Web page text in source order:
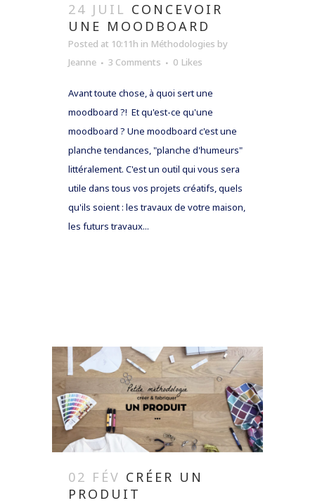
24 JUIL CONCEVOIR
UNE MOODBOARD
Posted at 10:11h in Méthodologies by
Jeanne
3 Comments 0 Likes
Avant toute chose, à quoi sert une
moodboard ?! Et qu'est-ce qu'une
moodboard ? Une moodboard c'est une
planche tendances, "planche d'humeurs"
littéralement. C'est un outil qui vous sera
utile dans tous vos projets créatifs, quels
qu'ils soient : les travaux de votre maison,
les futurs travaux...
02 FÉV CRÉER UN
PRODUIT